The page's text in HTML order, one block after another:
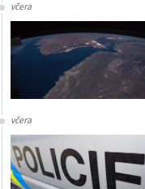
včera
včera